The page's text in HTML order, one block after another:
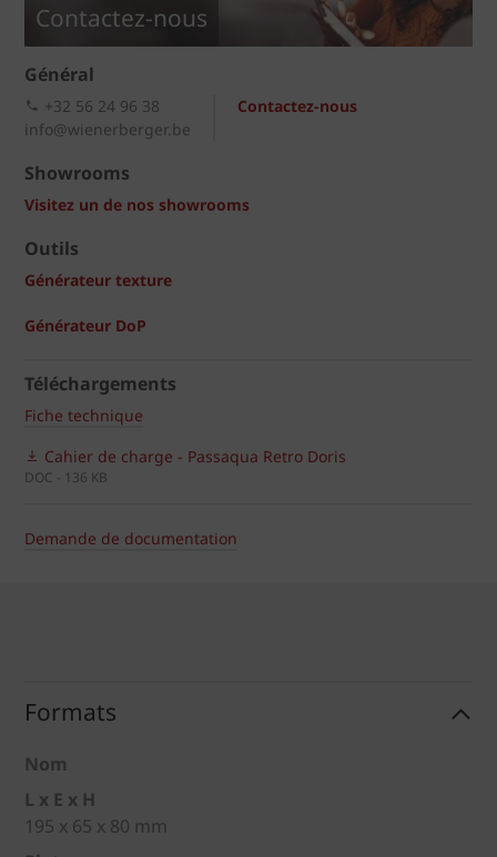
Contactez-nous
Général
Contactez-nous
+32 56 24 96 38
info@wienerberger.be
Showrooms
Visitez un de nos showrooms
Outils
Générateur texture
Générateur DoP
Téléchargements
Fiche technique
Cahier de charge - Passaqua Retro Doris
DOC - 136 KB
Demande de documentation
Formats
Nom
L x E x H
195 x 65 x 80 mm